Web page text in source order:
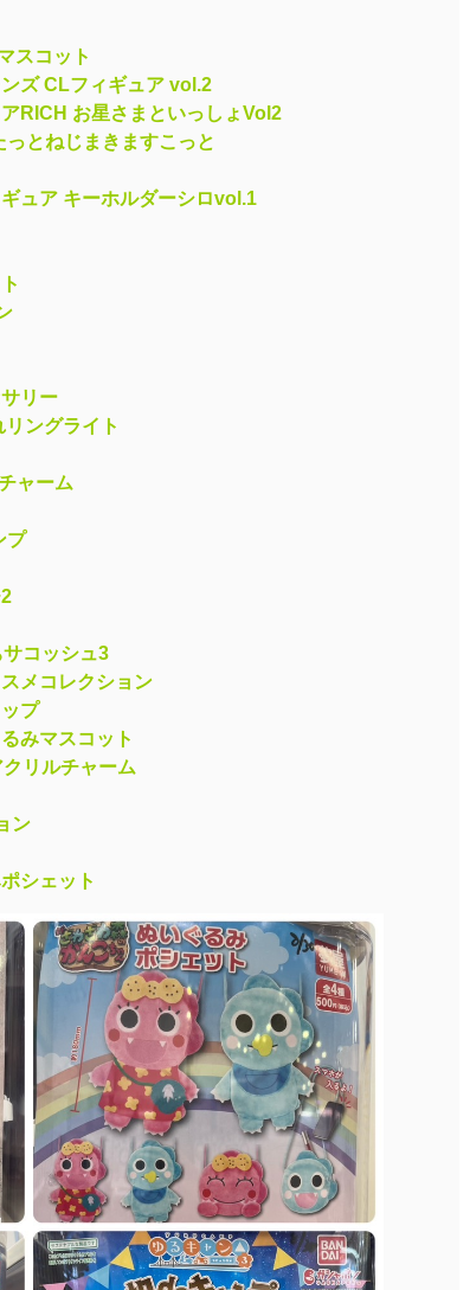
スコット
ズ CLフィギュア vol.2
RICH お星さまといっしょVol2
っとねじまきますこっと
ュア キーホルダーシロvol.1
リー
リングライト
ャーム
プ
サコッシュ3
メコレクション
プ
みマスコット
リルチャーム
ン
シェット